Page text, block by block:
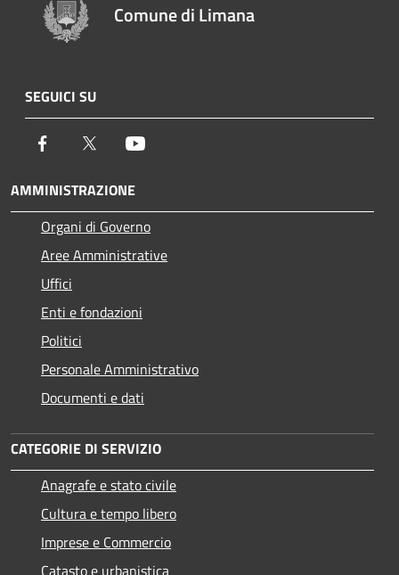
Comune di Limana
SEGUICI SU
Facebook Twitter
AMMINISTRAZIONE
Organi di Governo
Aree Amministrative
Uffici
Enti e fondazioni
Politici
Personale Amministrativo
Documenti e dati
CATEGORIE DI SERVIZIO
Anagrafe e stato civile
Cultura e tempo libero
Imprese e Commercio